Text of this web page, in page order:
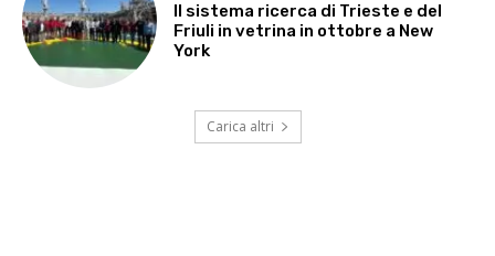
Il sistema ricerca di Trieste e del
Friuli in vetrina in ottobre a New
York
Carica altri